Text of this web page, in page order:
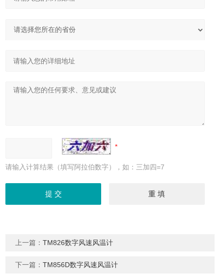
请输入计算结果（填写阿拉伯数字），如：三加四=7
上一篇：TM826数字风速风温计
下一篇：TM856D数字风速风温计